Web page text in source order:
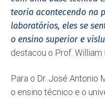
teoria acontecendo na
laboratórios, eles se
o ensino superior e
destacou o Prof. William
Para o Dr. José Antonio
o ensino técnico e o